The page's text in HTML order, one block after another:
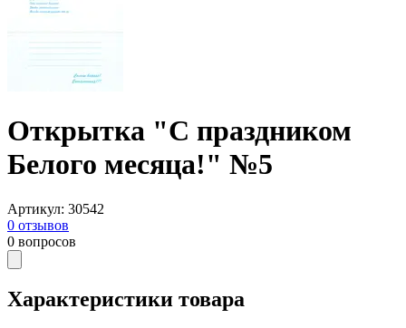
Открытка "С праздником
Белого месяца!" №5
Артикул: 30542
0 отзывов
0 вопросов
Характеристики товара